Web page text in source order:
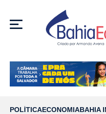
MENU
POLÍTICAECONOMIABAHIA